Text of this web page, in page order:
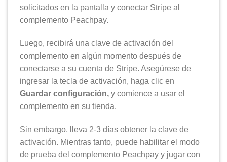
solicitados en la pantalla y conectar Stripe al
complemento Peachpay.
Luego, recibirá una clave de activación del
complemento en algún momento después de
conectarse a su cuenta de Stripe. Asegúrese de
ingresar la tecla de activación, haga clic en
Guardar configuración, y comience a usar el
complemento en su tienda.
Sin embargo, lleva 2-3 días obtener la clave de
activación. Mientras tanto, puede habilitar el modo
de prueba del complemento Peachpay y jugar con